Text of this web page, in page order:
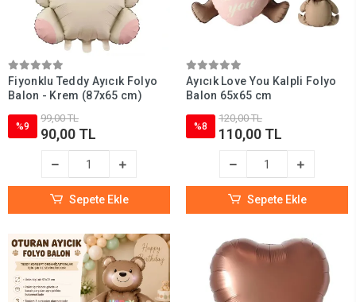
Fiyonklu Teddy Ayıcık Folyo
Balon - Krem (87x65 cm)
%9
99,00 TL
90,00 TL
Sepete Ekle
Ayıcık Love You Kalpli Folyo
Balon 65x65 cm
%8
120,00 TL
110,00 TL
Sepete Ekle